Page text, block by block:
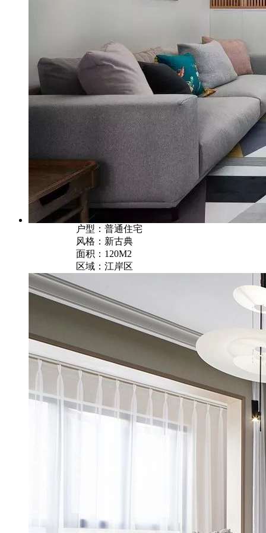
户型：普通住宅
风格：新古典
面积：120M2
区域：江岸区